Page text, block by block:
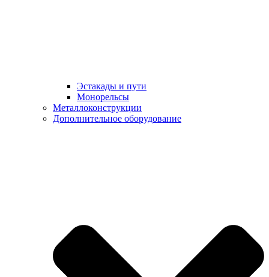
Эстакады и пути
Монорельсы
Металлоконструкции
Дополнительное оборудование